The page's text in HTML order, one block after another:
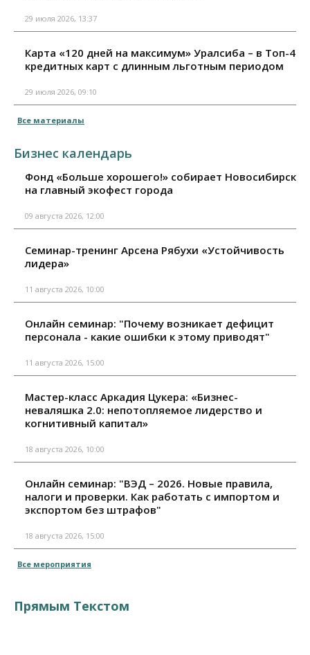
29 июля 2026, 13:37
Карта «120 дней на максимум» Уралсиба – в Топ-4
кредитных карт с длинным льготным периодом
29 июля 2026, 09:10
Все материалы
Бизнес календарь
Фонд «Больше хорошего!» собирает Новосибирск
на главный экофест города
09 августа 2026, 12:00
Семинар-тренинг Арсена Рябухи «Устойчивость
лидера»
11 августа 2026, 10:00
Онлайн семинар: "Почему возникает дефицит
персонала - какие ошибки к этому приводят"
11 августа 2026, 15:00
Мастер-класс Аркадия Цукера: «Бизнес-
неваляшка 2.0: непотопляемое лидерство и
когнитивный капитал»
18 августа 2026, 10:00
Онлайн семинар: "ВЭД – 2026. Новые правила,
налоги и проверки. Как работать с импортом и
экспортом без штрафов"
18 августа 2026, 15:00
Все мероприятия
Прямым Текстом